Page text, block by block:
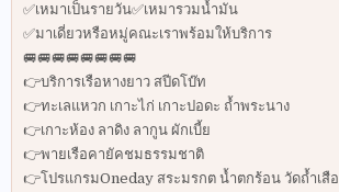
✅เหมาเป็นรายวัน✅เหมารวมน้ำมัน
✅มาเดี่ยวหรือหมู่คณะเราพร้อมให้บริการ
🚐🚐🚐🚐🚐🚐🚐🚐
👉บริการเรือหางยาว สปีดโบ๊ท
👉ทะเลแหวก เกาะไก่ เกาะปอดะ ถ้ำพระนาง
👉เกาะห้อง ลาดิง ลากูน ผักเบี้ย
👉พายเรือคายัคชมธรรมชาติ
👉โปรแกรมOneday สระมรกต น้ำตกร้อน วัดถ้ำเสือ